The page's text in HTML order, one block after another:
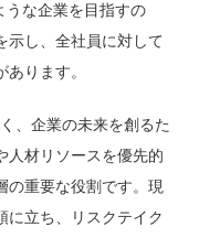
うな企業を目指すの
示し、全社員に対して
ります。
、企業の未来を創るた
人材リソースを優先的
の重要な役割です。現
に立ち、リスクテイク